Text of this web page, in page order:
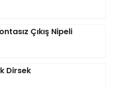
Çıkış Nipeli
Dirsek